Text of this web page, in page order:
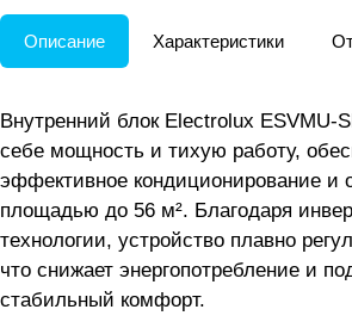
Описание Характеристики
Внутренний блок Electrolux ESVMU-
себе мощность и тихую работу,
эффективное кондиционирование и
площадью до 56 м². Благодаря
технологии, устройство плавно
что снижает энергопотребление и
стабильный комфорт.